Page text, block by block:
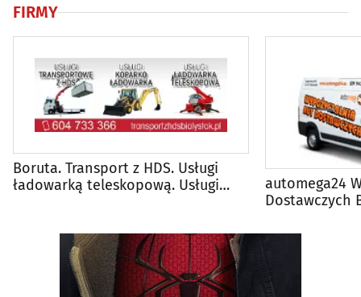
FIRMY
Boruta. Transport z HDS. Usługi
ładowarką teleskopową. Usługi
automega24
Dostawczych